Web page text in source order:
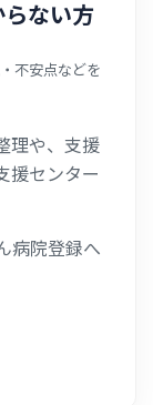
ない方
不安点などを
理や、支援
援センター
病院登録へ